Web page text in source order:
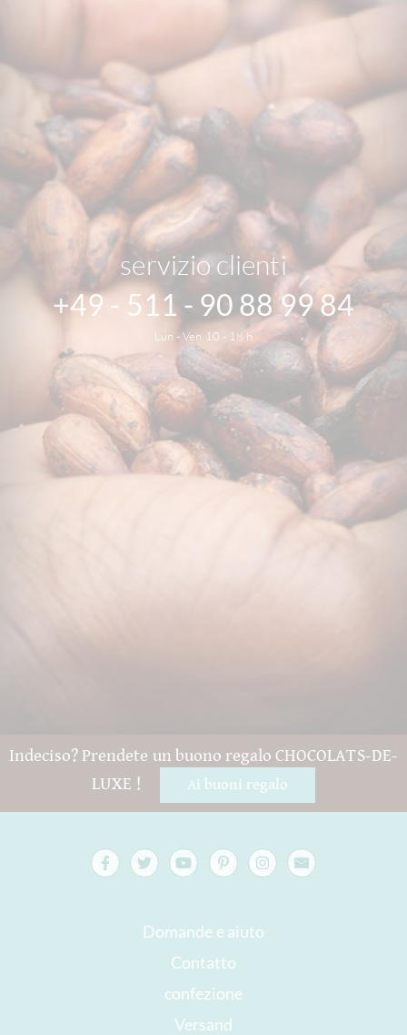
servizio clienti
+49 - 511 - 90 88 99 84
Lun - Ven 10 - 18 h
Indeciso? Prendete un buono regalo CHOCOLATS-DE-
LUXE !
Ai buoni regalo
Domande e aiuto
Contatto
confezione
Versand